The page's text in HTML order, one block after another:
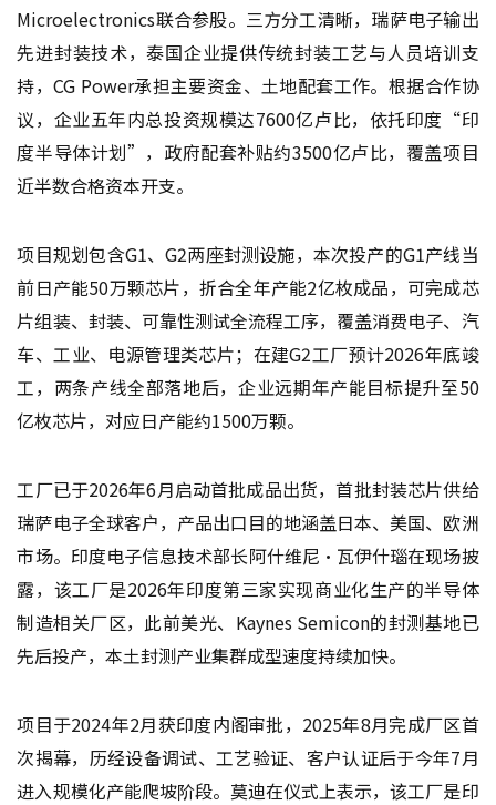
Microelectronics联合参股。三方分工清晰，瑞萨电子输出
先进封装技术，泰国企业提供传统封装工艺与人员培训支
持，CG Power承担主要资金、土地配套工作。根据合作协
议，企业五年内总投资规模达7600亿卢比，依托印度“印
度半导体计划”，政府配套补贴约3500亿卢比，覆盖项目
近半数合格资本开支。
项目规划包含G1、G2两座封测设施，本次投产的G1产线当
前日产能50万颗芯片，折合全年产能2亿枚成品，可完成芯
片组装、封装、可靠性测试全流程工序，覆盖消费电子、汽
车、工业、电源管理类芯片；在建G2工厂预计2026年底竣
工，两条产线全部落地后，企业远期年产能目标提升至50
亿枚芯片，对应日产能约1500万颗。
工厂已于2026年6月启动首批成品出货，首批封装芯片供给
瑞萨电子全球客户，产品出口目的地涵盖日本、美国、欧洲
市场。印度电子信息技术部长阿什维尼·瓦伊什瑙在现场披
露，该工厂是2026年印度第三家实现商业化生产的半导体
制造相关厂区，此前美光、Kaynes Semicon的封测基地已
先后投产，本土封测产业集群成型速度持续加快。
项目于2024年2月获印度内阁审批，2025年8月完成厂区首
次揭幕，历经设备调试、工艺验证、客户认证后于今年7月
进入规模化产能爬坡阶段。莫迪在仪式上表示，该工厂是印